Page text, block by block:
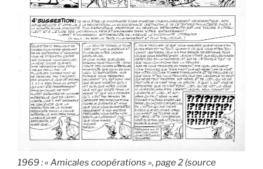
1969 : « Amicales coopérations », page 2 (source